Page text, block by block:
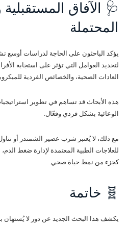
🩺 الآفاق
المحتملة
يؤكد الباحثون على الحاجة لدراسات
لتحديد العوامل التي تؤثر على استجابة
العادات الصحية، والخصائص الفردية
هذه الأبحاث قد تساهم في تطوير
الوعائية بشكل فردي وفعّال.
مع ذلك، لا يُعتبر شرب عصير الشمندر أو
للعلاجات الطبية المعتمدة لإدارة ضغط
كجزء من نمط حياة صحي.
🧬 خاتمة
يكشف هذا البحث الجديد عن دور لا يُستهان